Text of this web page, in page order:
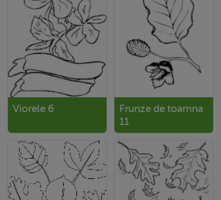
Viorele 6
Frunze de toamna
11